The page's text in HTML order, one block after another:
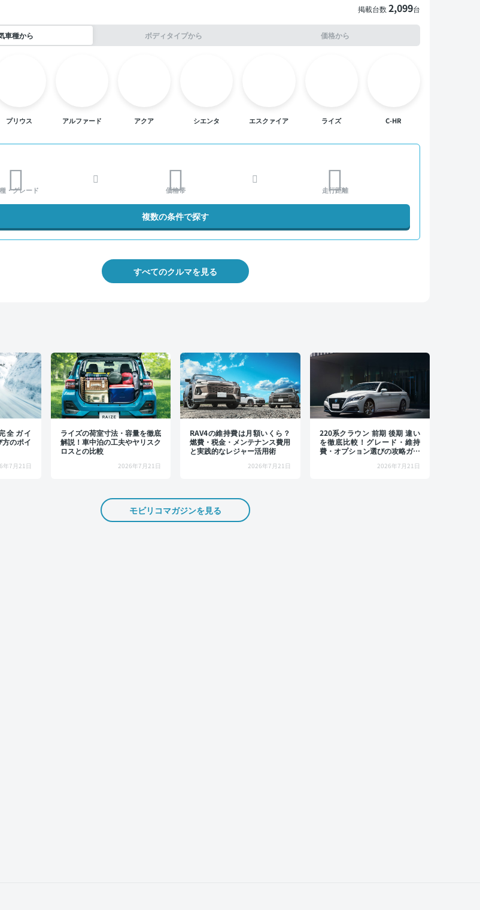
掲載台数2,099台
車種から ボディタイプから 価格から
プリウス アルファード アクア シエンタ エスクァイア ライズ C-HR
・グレード 価格帯 走行距離
複数の条件で探す
すべてのクルマを見る
全ガイ
方のポイ
年7月21日
ライズの荷室寸法・容量を徹底
解説！車中泊の工夫やヤリスク
ロスとの比較
2026年7月21日
RAV4の維持費は月額いくら？
燃費・税金・メンテナンス費用
と実践的なレジャー活用術
2026年7月21日
220系クラウン 前期 後期 違い
を徹底比較！グレード・維持
費・オプション選びの攻略ガイ
2026年7月21日
モビリコマガジンを見る